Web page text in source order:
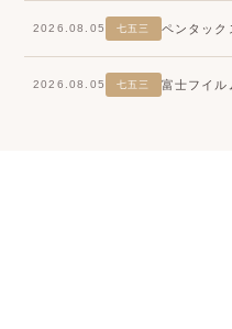
2026.08.05 七五三 ペンタック
2026.08.05 七五三 富士フイル